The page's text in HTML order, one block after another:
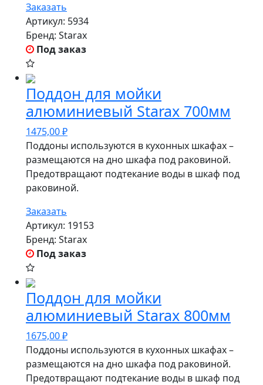
Заказать
Артикул: 5934
Бренд: Starax
Под заказ
Поддон для мойки
алюминиевый Starax 700мм
1475,00₽
Поддоны используются в кухонных шкафах –
размещаются на дно шкафа под раковиной.
Предотвращают подтекание воды в шкаф под
раковиной.
Заказать
Артикул: 19153
Бренд: Starax
Под заказ
Поддон для мойки
алюминиевый Starax 800мм
1675,00₽
Поддоны используются в кухонных шкафах –
размещаются на дно шкафа под раковиной.
Предотвращают подтекание воды в шкаф под